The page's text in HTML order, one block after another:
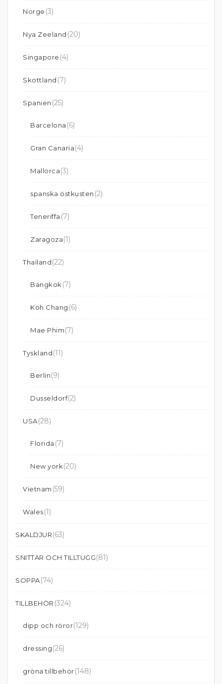
Norge (3)
Nya Zeeland (20)
Singapore (4)
Skottland (7)
Spanien (25)
Barcelona (6)
Gran Canaria(4)
Mallorca(3)
spanska östkusten (2)
Teneriffa (7)
Zaragoza(1)
Thailand(22)
Bangkok (7)
Koh Chang (6)
Mae Phim(7)
Tyskland(11)
Berlin(9)
Dusseldorf(2)
USA(28)
Florida (7)
New york(20)
Vietnam (59)
Wales(1)
SKALDJUR(63)
SNITTAR OCH TILLTUGG(81)
SOPPA(74)
TILLBEHÖR (324)
dipp och röror(129)
dressing(26)
gröna tillbehör(148)